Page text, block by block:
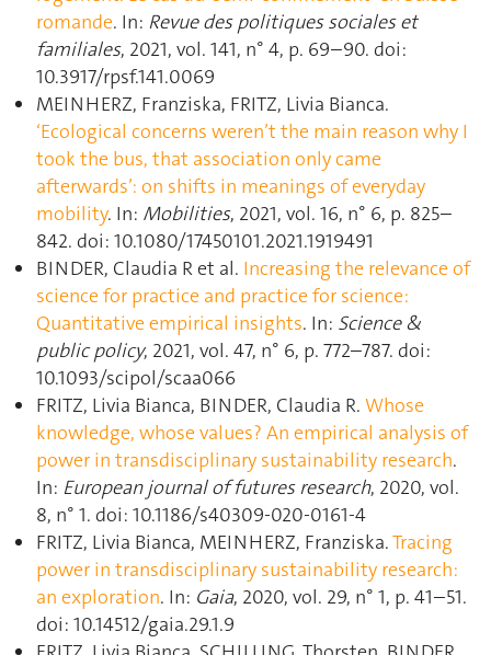
romande. In: Revue des politiques sociales et
familiales, 2021, vol. 141, n° 4, p. 69–90. doi:
10.3917/rpsf.141.0069
MEINHERZ, Franziska, FRITZ, Livia Bianca.
‘Ecological concerns weren’t the main reason why I
took the bus, that association only came
afterwards’: on shifts in meanings of everyday
mobility. In: Mobilities, 2021, vol. 16, n° 6, p. 825–
842. doi: 10.1080/17450101.2021.1919491
BINDER, Claudia R et al. Increasing the relevance of
science for practice and practice for science:
Quantitative empirical insights. In: Science &
public policy, 2021, vol. 47, n° 6, p. 772–787. doi:
10.1093/scipol/scaa066
FRITZ, Livia Bianca, BINDER, Claudia R. Whose
knowledge, whose values? An empirical analysis of
power in transdisciplinary sustainability research.
In: European journal of futures research, 2020, vol.
8, n° 1. doi: 10.1186/s40309-020-0161-4
FRITZ, Livia Bianca, MEINHERZ, Franziska.Tracing
power in transdisciplinary sustainability research:
an exploration. In: Gaia, 2020, vol. 29, n° 1, p. 41–51.
doi: 10.14512/gaia.29.1.9